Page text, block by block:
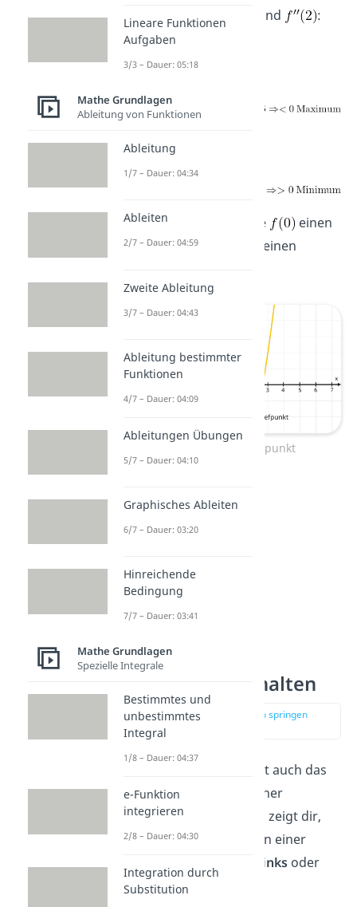
Bestimme
und :
Für
Für
Du hast also an der Stelle
einen
Hochpunktund bei
einen
Hochpunkt und Tiefpunkt
2. Ableitung und
Krümmungsverhalten
zur Stelle im Video springen
Die zweite Ableitung zeigt auch das
Krümmungsverhalten
einer
Funktion. Die Krümmung zeigt dir,
wie stark eine Funktion an einer
linksoder
rechtsgekrümmt
Lineare Funktionen
Aufgaben
3/3 – Dauer: 05:18
Mathe Grundlagen
Ableitung von Funktionen
Ableitung
1/7 – Dauer: 04:34
Ableiten
2/7 – Dauer: 04:59
Zweite Ableitung
3/7 – Dauer: 04:43
Ableitung bestimmter
Funktionen
4/7 – Dauer: 04:09
Ableitungen Übungen
5/7 – Dauer: 04:10
Graphisches Ableiten
6/7 – Dauer: 03:20
Hinreichende
Bedingung
7/7 – Dauer: 03:41
Mathe Grundlagen
Spezielle Integrale
Bestimmtes und
unbestimmtes
Integral
1/8 – Dauer: 04:37
e-Funktion
integrieren
2/8 – Dauer: 04:30
Integration durch
Substitution